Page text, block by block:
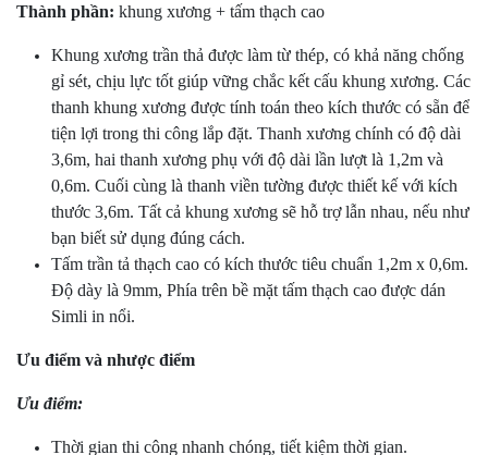
Thành phần: khung xương + tấm thạch cao
Khung xương trần thả được làm từ thép, có khả năng chống
gỉ sét, chịu lực tốt giúp vững chắc kết cấu khung xương. Các
thanh khung xương được tính toán theo kích thước có sẵn để
tiện lợi trong thi công lắp đặt. Thanh xương chính có độ dài
3,6m, hai thanh xương phụ với độ dài lần lượt là 1,2m và
0,6m. Cuối cùng là thanh viền tường được thiết kế với kích
thước 3,6m. Tất cả khung xương sẽ hỗ trợ lẫn nhau, nếu như
bạn biết sử dụng đúng cách.
Tấm trần tả thạch cao có kích thước tiêu chuẩn 1,2m x 0,6m.
Độ dày là 9mm, Phía trên bề mặt tấm thạch cao được dán
Simli in nổi.
Ưu điểm và nhược điểm
Ưu điểm:
Thời gian thi công nhanh chóng, tiết kiệm thời gian.